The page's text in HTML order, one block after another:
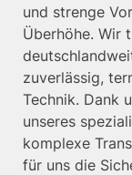
und strenge
Überhöhe. Wir
zuverlässig,
Technik. Dank
unseres
komplexe
für uns die